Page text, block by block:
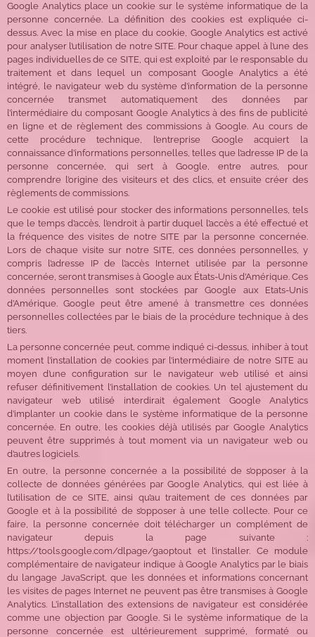
Google Analytics place un cookie sur le système informatique de la
personne concernée. La définition des cookies est expliquée ci-
dessus. Avec la mise en place du cookie, Google Analytics est activé
pour analyser l’utilisation de notre SITE. Pour chaque appel à l’une des
pages individuelles de ce SITE, qui est exploité par le responsable du
traitement et dans lequel un composant Google Analytics a été
intégré, le navigateur web du système d’information de la personne
concernée transmet automatiquement des données par
l’intermédiaire du composant Google Analytics à des fins de publicité
en ligne et de règlement des commissions à Google. Au cours de
cette procédure technique, l’entreprise Google acquiert la
connaissance d’informations personnelles, telles que l’adresse IP de la
personne concernée, qui sert à Google, entre autres, pour
comprendre l’origine des visiteurs et des clics, et ensuite créer des
règlements de commissions.
Le cookie est utilisé pour stocker des informations personnelles, tels
que le temps d’accès, l’endroit à partir duquel l’accès a été effectué et
la fréquence des visites de notre SITE par la personne concernée.
Lors de chaque visite sur notre SITE, ces données personnelles, y
compris l’adresse IP de l’accès Internet utilisée par la personne
concernée, seront transmises à Google aux États-Unis d’Amérique. Ces
données personnelles sont stockées par Google aux Etats-Unis
d’Amérique. Google peut être amené à transmettre ces données
personnelles collectées par le biais de la procédure technique à des
tiers.
La personne concernée peut, comme indiqué ci-dessus, inhiber à tout
moment l’installation de cookies par l’intermédiaire de notre SITE au
moyen d’une configuration sur le navigateur web utilisé et ainsi
refuser définitivement l’installation de cookies. Un tel ajustement du
navigateur web utilisé interdirait également Google Analytics
d’implanter un cookie dans le système informatique de la personne
concernée. En outre, les cookies déjà utilisés par Google Analytics
peuvent être supprimés à tout moment via un navigateur web ou
d’autres logiciels.
En outre, la personne concernée a la possibilité de s’opposer à la
collecte de données générées par Google Analytics, qui est liée à
l’utilisation de ce SITE, ainsi qu’au traitement de ces données par
Google et à la possibilité de s’opposer à une telle collecte. Pour ce
faire, la personne concernée doit télécharger un complément de
navigateur depuis la page suivante :
https://tools.google.com/dlpage/gaoptout et l’installer. Ce module
complémentaire de navigateur indique à Google Analytics par le biais
du langage JavaScript, que les données et informations concernant
les visites de pages Internet ne peuvent pas être transmises à Google
Analytics. L’installation des extensions de navigateur est considérée
comme une objection par Google. Si le système informatique de la
personne concernée est ultérieurement supprimé, formaté ou